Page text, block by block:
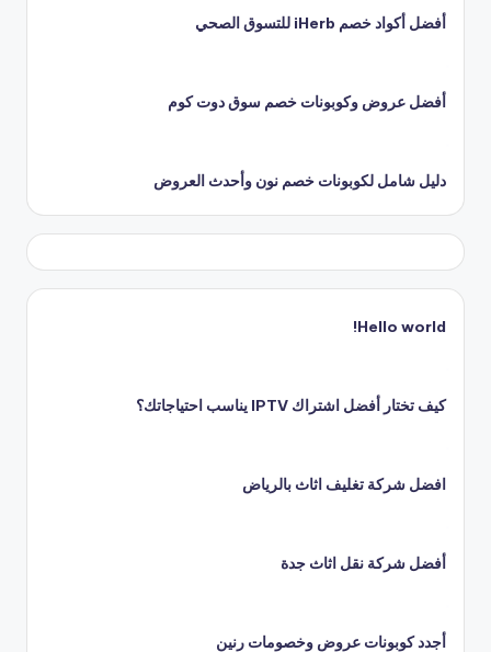
أفضل أكواد خصم iHerb للتسوق الصحي
أفضل عروض وكوبونات خصم سوق دوت كوم
دليل شامل لكوبونات خصم نون وأحدث العروض
Hello world!
كيف تختار أفضل اشتراك IPTV يناسب احتياجاتك؟
افضل شركة تغليف اثاث بالرياض
أفضل شركة نقل اثاث جدة
أجدد كوبونات عروض وخصومات رنين